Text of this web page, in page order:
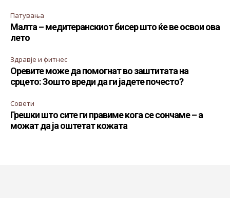
Патувања
Малта – медитеранскиот бисер што ќе ве освои ова
лето
Здравје и фитнес
Оревите може да помогнат во заштитата на
срцето: Зошто вреди да ги јадете почесто?
Совети
Грешки што сите ги правиме кога се сончаме – а
можат да ја оштетат кожата